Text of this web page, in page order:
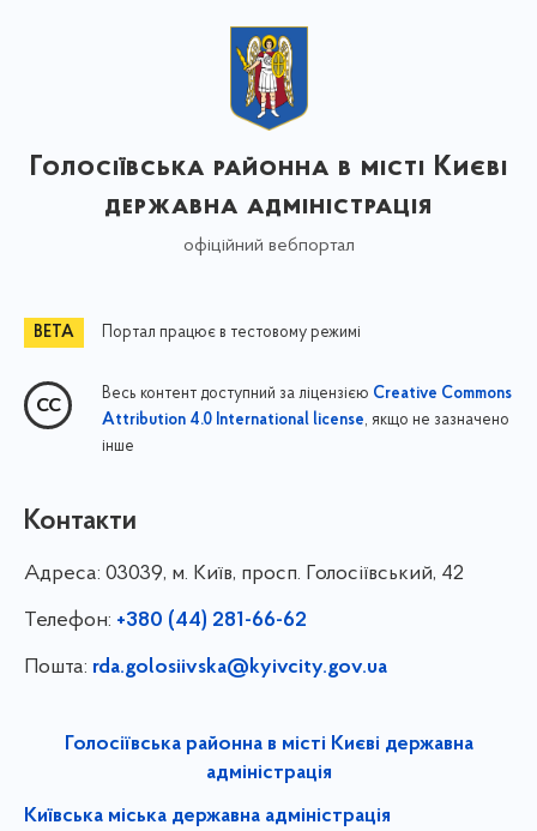
Голосіївська районна в місті Києві
державна адміністрація
офіційний вебпортал
Портал працює в тестовому режимі
Весь контент доступний за ліцензією Creative Commons
Attribution 4.0 International license, якщо не зазначено
інше
Контакти
Адреса: 03039, м. Київ, просп. Голосіївський, 42
Телефон: +380 (44) 281-66-62
Пошта: rda.golosiivska@kyivcity.gov.ua
Голосіївська районна в місті Києві державна
адміністрація
Київська міська державна адміністрація